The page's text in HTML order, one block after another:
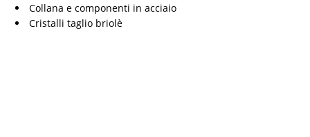
Collana e componenti in acciaio
Cristalli taglio briolè